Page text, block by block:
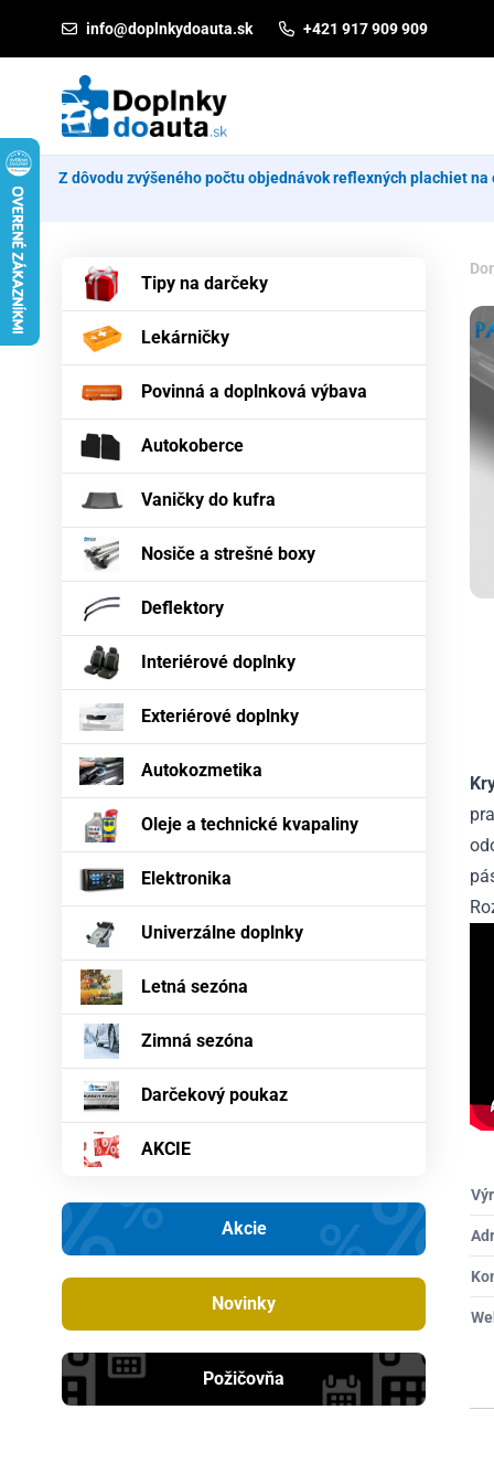
info@doplnkydoauta.sk +421 917 909 909
Z dôvodu zvýšeného počtu objednávok reflexných plachiet
Tipy na darčeky
Lekárničky
Povinná a doplnková výbava
Autokoberce
Vaničky do kufra
Nosiče a strešné boxy
Deflektory
Interiérové doplnky
Exteriérové doplnky
Autokozmetika
Oleje a technické kvapaliny
Elektronika
Univerzálne doplnky
Letná sezóna
Zimná sezóna
Darčekový poukaz
AKCIE
Akcie
Novinky
Požičovňa